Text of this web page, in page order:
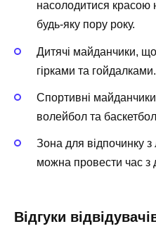
насолодитися красою
будь-яку пору року.
Дитячі майданчики,
гірками та гойдалками.
Спортивні майданчики
волейбол та
Зона для відпочинку з
можна провести час
Відгуки